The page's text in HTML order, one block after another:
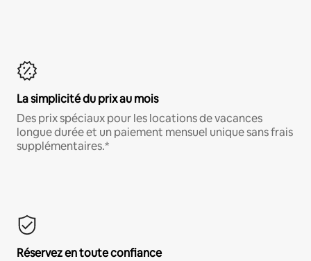
La simplicité du prix au mois
Des prix spéciaux pour les locations de vacances
longue durée et un paiement mensuel unique sans frais
supplémentaires.*
Réservez en toute confiance